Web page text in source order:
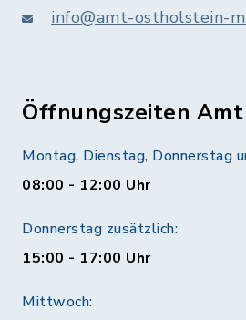
info@amt-ostholstein-
Öffnungszeiten Amt
Montag, Dienstag, Donnerstag
08:00 - 12:00 Uhr
Donnerstag zusätzlich:
15:00 - 17:00 Uhr
Mittwoch: